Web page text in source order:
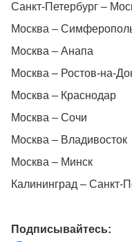
Санкт-Петербург –
Москва –
Москва – Анапа
Москва – Ростов-на-
Москва – Краснодар
Москва – Сочи
Москва – Владивосток
Москва – Минск
Калининград – Санкт-
Подписывайтесь: